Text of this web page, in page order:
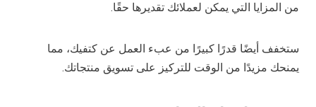
من المزايا التي يمكن لعملائك تقديرها حقًا.
ستخفف أيضًا قدرًا كبيرًا من عبء العمل عن كتفيك، مما
يمنحك مزيدًا من الوقت للتركيز على تسويق منتجاتك.